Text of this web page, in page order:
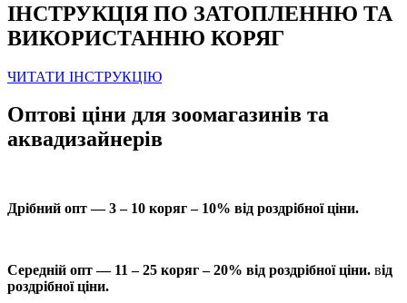
ІНСТРУКЦІЯ ПО ЗАТОПЛЕННЮ ТА
ВИКОРИСТАННЮ КОРЯГ
ЧИТАТИ ІНСТРУКЦІЮ
Оптові ціни для зоомагазинів та
аквадизайнерів
Дрібний опт — 3 – 10 коряг – 10% від роздрібної ціни.
Середній опт — 11 – 25 коряг – 20% від роздрібної ціни. від
роздрібної ціни.